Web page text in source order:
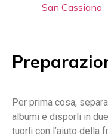
San Cassiano
Per prima cosa,
albumi e disporli in
tuorli con l’aiuto della